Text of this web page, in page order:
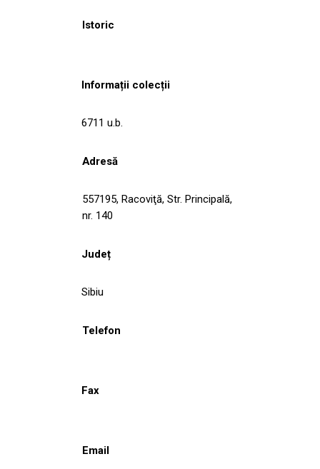
Istoric
Informații colecții
6711 u.b.
Adresă
557195, Racoviţă, Str. Principală,
nr. 140
Județ
Sibiu
Telefon
Fax
Email